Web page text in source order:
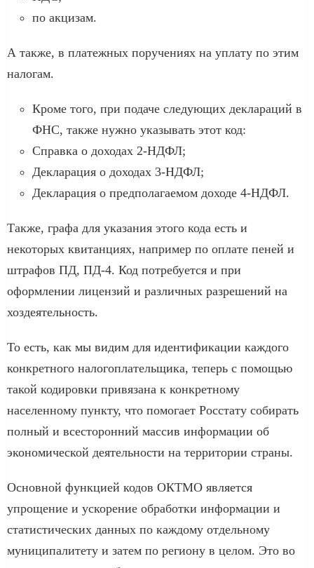
по акцизам.
А также, в платежных поручениях на уплату по этим
налогам.
Кроме того, при подаче следующих деклараций в
ФНС, также нужно указывать этот код:
Справка о доходах 2-НДФЛ;
Декларация о доходах 3-НДФЛ;
Декларация о предполагаемом доходе 4-НДФЛ.
Также, графа для указания этого кода есть и
некоторых квитанциях, например по оплате пеней и
штрафов ПД, ПД-4. Код потребуется и при
оформлении лицензий и различных разрешений на
хоздеятельность.
То есть, как мы видим для идентификации каждого
конкретного налогоплательщика, теперь с помощью
такой кодировки привязана к конкретному
населенному пункту, что помогает Росстату собирать
полный и всесторонний массив информации об
экономической деятельности на территории страны.
Основной функцией кодов ОКТМО является
упрощение и ускорение обработки информации и
статистических данных по каждому отдельному
муниципалитету и затем по региону в целом. Это во